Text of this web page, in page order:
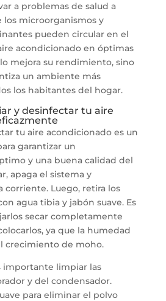
a problemas de salud a
los microorganismos y
pueden circular en el
acondicionado en óptimas
mejora su rendimiento, sino
un ambiente más
los habitantes del hogar.
y desinfectar tu aire
tu aire acondicionado es un
garantizar un
y una buena calidad del
apaga el sistema y
corriente. Luego, retira los
agua tibia y jabón suave. Es
secar completamente
ya que la humedad
crecimiento de moho.
importante limpiar las
y del condensador.
para eliminar el polvo